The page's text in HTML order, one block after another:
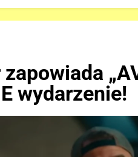
wydarzenie!